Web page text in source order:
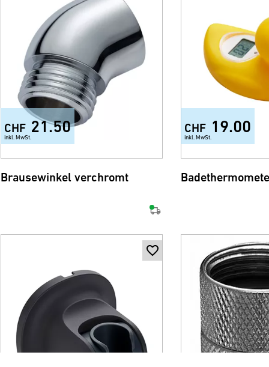
CHF 21.50
inkl. MwSt.
Brausewinkel verchromt
CHF 19.00
inkl. MwSt.